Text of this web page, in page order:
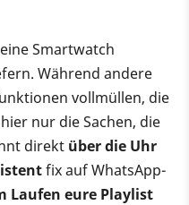
Smartwatch
Während andere
vollmüllen, die
nur die Sachen, die
direkt über die Uhr
fix auf WhatsApp-
Laufen eure Playlist